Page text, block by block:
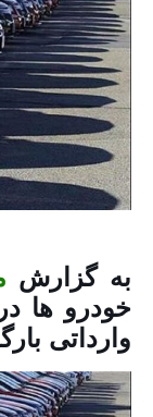
به گزارش
خودرو‌ ها
وارداتی